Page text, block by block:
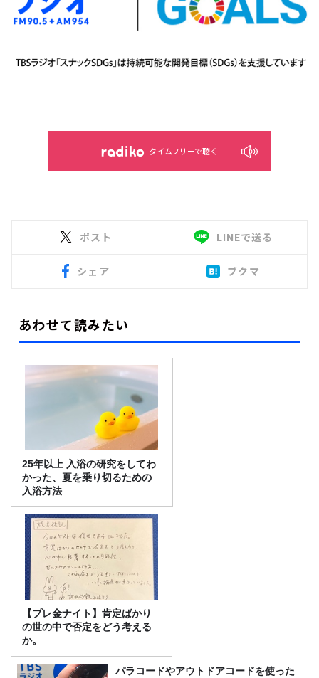
タイムフリーで聴く
ポスト LINEで送る
シェア ブクマ
あわせて読みたい
25年以上 入浴の研究をしてわ
かった、夏を乗り切るための
入浴方法
【プレ金ナイト】肯定ばかり
の世の中で否定をどう考える
か。
パラコードやアウトドアコードを使った